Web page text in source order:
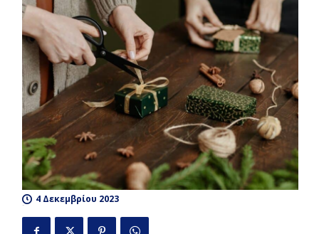
4 Δεκεμβρίου 2023